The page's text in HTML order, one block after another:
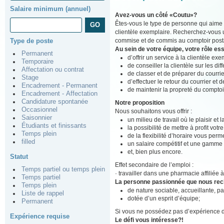
Salaire minimum (annuel)
Type de poste
Permanent
Temporaire
Affectation ou contrat
Stage
Encadrement - Permanent
Encadrement - Affectation
Candidature spontanée
Occasionnel
Saisonnier
Étudiants et finissants
Temps plein
filled
Statut
Temps partiel ou temps plein
Temps partiel
Temps plein
Liste de rappel
Permanent
Expérience requise
Avez-vous un côté «Coutu»?
Êtes-vous le type de personne qui
clientèle exemplaire. Recherchez-
commise et de commis au comptoir
Au sein de votre équipe, votre rôle
d’offrir un service à la clientèle
de conseiller la clientèle sur les
de classer et de préparer du
d’effectuer le retour du courrier et
de maintenir la propreté du
Notre proposition
Nous souhaitons vous offrir :
un milieu de travail où le plaisir et
la possibilité de mettre à profit
de la flexibilité d’horaire vous
un salaire compétitif et une gamme
et, bien plus encore.
Effet secondaire de l’emploi :
· travailler dans une pharmacie affiliée
La personne passionnée que nous
de nature sociable, accueillante,
dotée d’un esprit d’équipe;
Si vous ne possédez pas d’expérience
Le défi vous intéresse?!